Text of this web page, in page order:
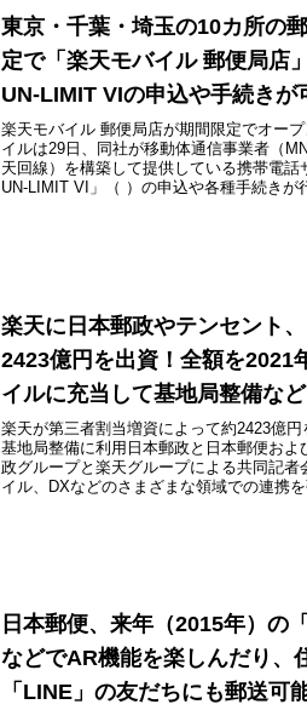
東京・千葉・埼玉の10カ所の
定で「楽天モバイル 郵便局店
UN-LIMIT VIの申込や手続きが
楽天モバイル 郵便局店が期間限定でオー
イルは29日、同社が移動体通信事業者（
天回線）を構築して提供している携帯電
UN-LIMIT VI」（ ）の申込や各種手続きが
楽天に日本郵政やテンセント
2423億円を出資！全額を2021
イルに充当して基地局整備な
楽天が第三者割当増資によって約2423億
基地局整備に利用日本郵政と日本郵便お
政グループと楽天グループによる共同記
イル、DXなどのさまざまな領域での連携
日本郵便、来年（2015年）の
などでAR機能を楽しんだり、
「LINE」の友だちにも郵送可